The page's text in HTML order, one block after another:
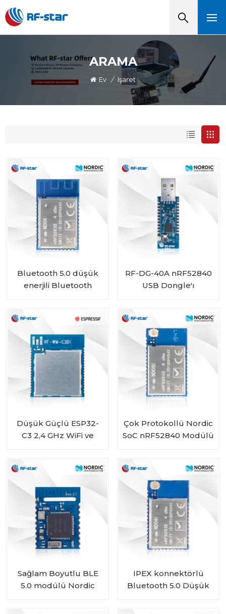
ARAMA
Ev / Işaret
Bluetooth 5.0 düşük
enerjili Bluetooth
BM-ND04
RF-DG-40A nRF52840
USB Dongle'ı
Düşük Güçlü ESP32-
C3 2,4 GHz WiFi ve
Çok Protokollü Nordic
SoC nRF52840 Modülü
Sağlam Boyutlu BLE
5.0 modülü Nordic
IPEX konnektörlü
Bluetooth 5.0 Düşük